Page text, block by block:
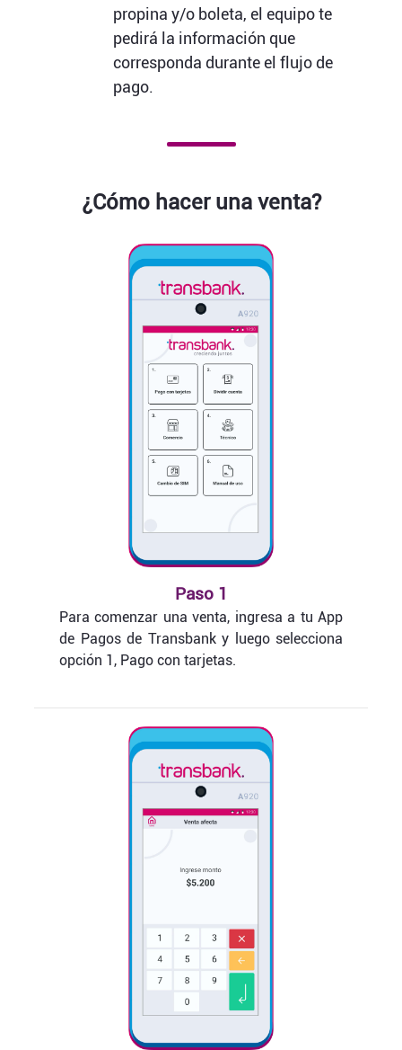
propina y/o boleta, el equipo te
pedirá la información que
corresponda durante el flujo de
pago.
¿Cómo hacer una venta?
Paso 1
Para comenzar una venta, ingresa a tu App
de Pagos de Transbank y luego selecciona
opción 1, Pago con tarjetas.